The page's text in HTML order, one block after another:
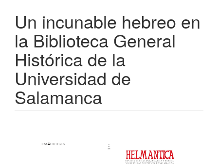
Un incunable hebreo en
la Biblioteca General
Histórica de la
Universidad de
Salamanca
lateral